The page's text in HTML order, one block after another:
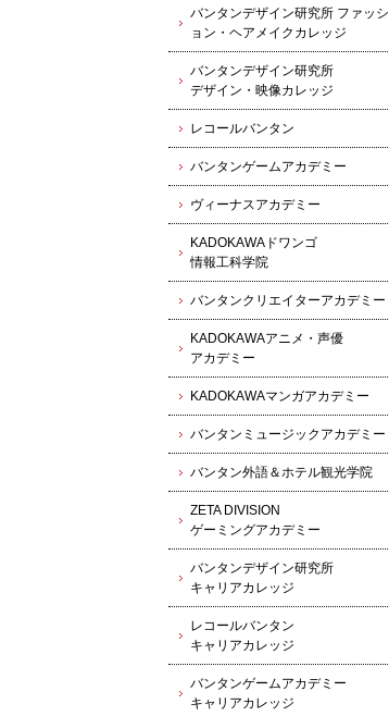
バンタンデザイン研究所 ファッシ
ョン・ヘアメイクカレッジ
バンタンデザイン研究所
デザイン・映像カレッジ
レコールバンタン
バンタンゲームアカデミー
ヴィーナスアカデミー
KADOKAWAドワンゴ
情報工科学院
バンタンクリエイターアカデミー
KADOKAWAアニメ・声優
アカデミー
KADOKAWAマンガアカデミー
バンタンミュージックアカデミー
バンタン外語＆ホテル観光学院
ZETA DIVISION
ゲーミングアカデミー
バンタンデザイン研究所
キャリアカレッジ
レコールバンタン
キャリアカレッジ
バンタンゲームアカデミー
キャリアカレッジ